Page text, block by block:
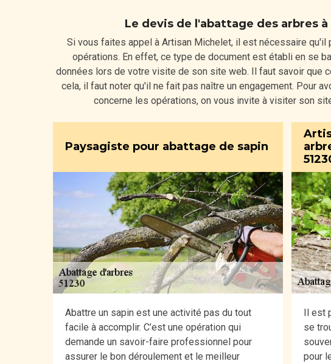
Le devis de l'abattage des arbres à
Si vous faites appel à Artisan Michelet, il est nécessaire
opérations. En effet, ce type de document est établi en se
données lors de votre visite de son site web. Il faut savoir que
cela, il faut noter qu'il ne fait pas naître un engagement. Pour
concerne les opérations, on vous invite à visiter son
Paysagiste pour abattage de sapin
Abattre un sapin est une activité pas du tout
facile à accomplir. C’est une opération qui
demande un savoir-faire professionnel pour
assurer le bon déroulement et le meilleur
Il est
se
pour